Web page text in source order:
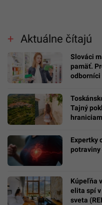
Aktuálne čítajú
Slováci
pamäť.
odborníci
Tajný
Expertky
potraviny
Kúpeľňa
elita spí
sveta